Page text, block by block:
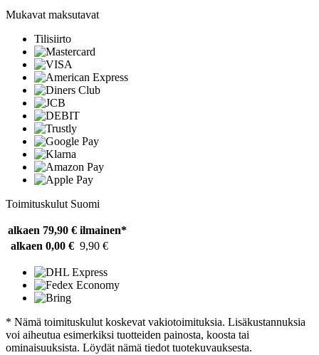
Mukavat maksutavat
Tilisiirto
Toimituskulut Suomi
alkaen 79,90 € ilmainen*
alkaen 0,00 € 9,90 €
* Nämä toimituskulut koskevat vakiotoimituksia. Lisäkustannuksia
voi aiheutua esimerkiksi tuotteiden painosta, koosta tai
ominaisuuksista. Löydät nämä tiedot tuotekuvauksesta.